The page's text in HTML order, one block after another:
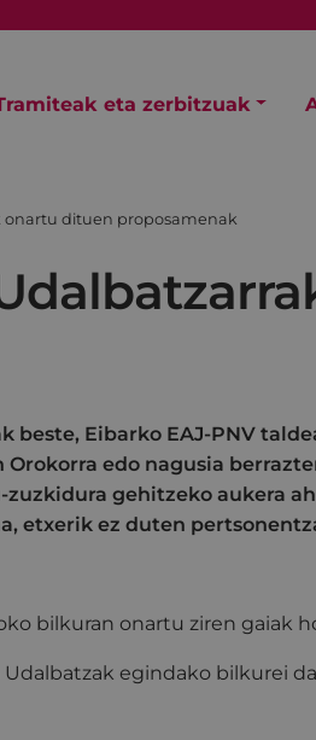
eta zerbitzuak
onartu dituen proposamenak
beste, Eibarko EAJ-PNV
edo nagusia
gehitzeko aukera
etxerik ez duten
bilkuran onartu ziren gaiak
Udalbatzak egindako bilkurei